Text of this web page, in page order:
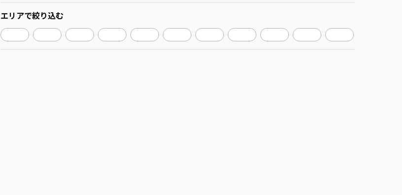
エリアで絞り込む